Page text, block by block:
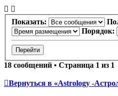
Показать:
Порядок:
18 сообщений • Страница 1 из 1
Вернуться в «Astrology -